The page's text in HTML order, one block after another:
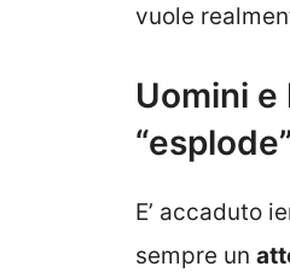
vuole
Uomini e
“esplode”
E’ accaduto
sempre un